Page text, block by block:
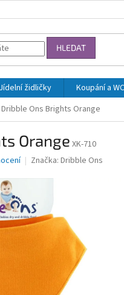
HLEDAT
Jídelní židličky Koupání a WC
Dribble Ons Brights Orange
OrangeXK-710
Značka: Dribble Ons